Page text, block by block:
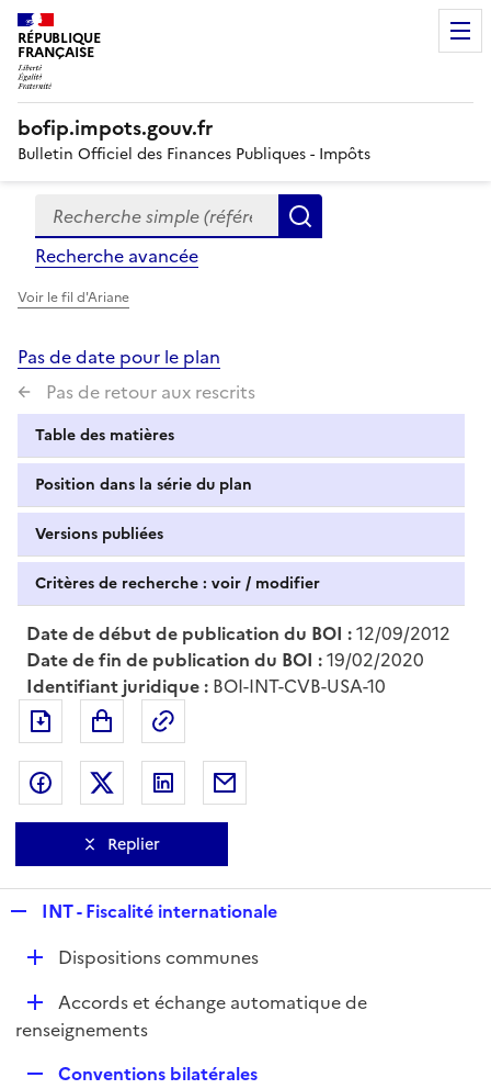
RÉPUBLIQUE
FRANÇAISE
bofip.impots.gouv.fr
Bulletin Officiel des Finances Publiques - Impôts
Formulaire
de
recherche
Recherche simple (références, mots clés, partie du
Recherche avancée
Voir le fil d'Ariane
Pas de date pour le plan
Pas de retour aux rescrits
Table des matières
Position dans la série du plan
Versions publiées
Critères de recherche : voir / modifier
Date de début de publication du BOI :12/09/2012
Date de fin de publication du BOI :19/02/2020
Identifiant juridique : BOI-INT-CVB-USA-10
Exporter le document au format pdf
Partager sur Facebook
Partager sur Twitter
Partager sur LinkedIn
Replier
p
l
i
e
r
INT - Fiscalité internationale
D
p
l
Dispositions communes
D
é
Accords et échange automatique de
renseignements
Conventions bilatérales